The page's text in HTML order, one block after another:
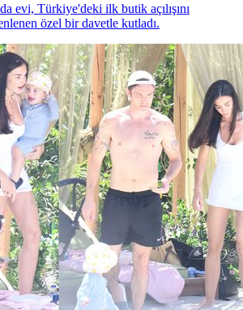
evi, Türkiye'deki ilk butik açılışını
özel bir davetle kutladı.